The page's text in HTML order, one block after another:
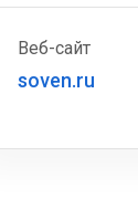
Веб-сайт
soven.ru